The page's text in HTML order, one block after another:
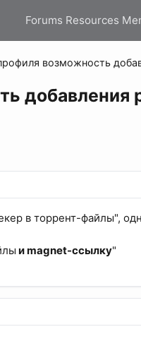
Forums Resources
возможность
добавления
в торрент-файлы",
и magnet-ссылку"